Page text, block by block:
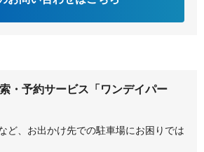
・予約サービス「ワンデイパー
ど、お出かけ先での駐車場にお困りでは